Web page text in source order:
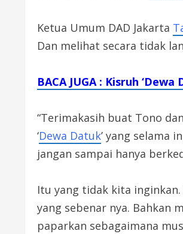
Ketua Umum DAD Jakarta
Dan melihat secara tidak
BACA JUGA : Kisruh
“Terimakasih buat Tono
‘Dewa Datuk’ yang selama
jangan sampai hanya
Itu yang tidak kita
yang sebenar nya. Bahkan
paparkan sebagaimana